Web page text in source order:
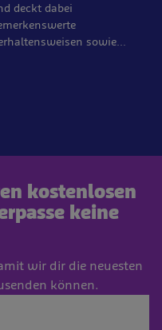
deckt dabei
sowie…
kostenlosen
keine
wir dir die neuesten
können.